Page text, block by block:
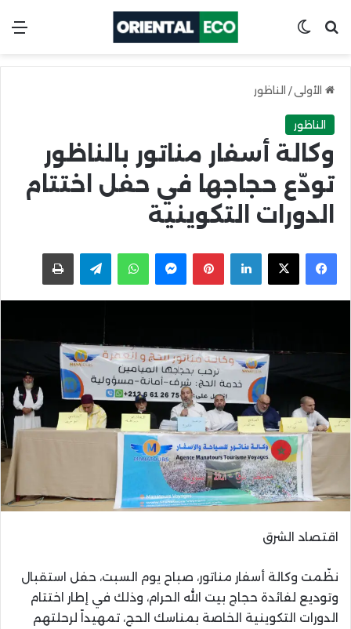
ابحث عنSwitch skin
الأولى / الناظور
الناظور
وكالة أسفار مناتور بالناظور
تودّع حجاجها في حفل اختتام
الدورات التكوينية
Facebook
X
LinkedIn
Pinterest
Messenger
WhatsApp
Telegramاطبعها
اقتصاد الشرق
نظّمت وكالة أسفار مناتور، صباح يوم السبت، حفل استقبال
وتوديع لفائدة حجاج بيت الله الحرام، وذلك في إطار اختتام
الدورات التكوينية الخاصة بمناسك الحج، تمهيداً لرحلتهم